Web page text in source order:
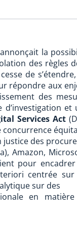
la
des règles
de
répondre aux
des
et
Services Act
justice des
Amazon,
pour encadrer
centrée sur
sur des
en